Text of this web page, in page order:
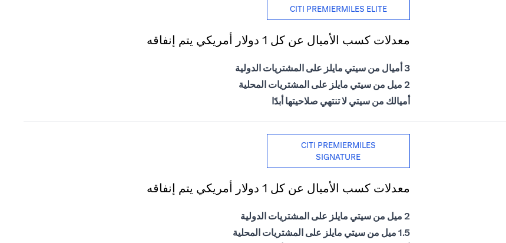
CITI PREMIERMILES ELITE
معدلات كسب الأميال عن كل 1 دولار أمريكي يتم إنفاقه
3 أميال من سيتي مايلز على المشتريات الدولية
2 ميل من سيتي مايلز على المشتريات المحلية
أميالك من سيتي لا تنتهي صلاحيتها أبدًا
CITI PREMIERMILES
SIGNATURE
معدلات كسب الأميال عن كل 1 دولار أمريكي يتم إنفاقه
2 ميل من سيتي مايلز على المشتريات الدولية
1.5 ميل من سيتي مايلز على المشتريات المحلية